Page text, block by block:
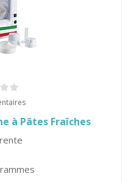
à Pâtes Fraîches